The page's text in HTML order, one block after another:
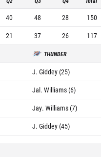
40 48 28
150
21 37 26 117
THUNDER
J. Giddey (25)
Jal. Williams (6)
Jay. Williams (7)
J. Giddey (45)